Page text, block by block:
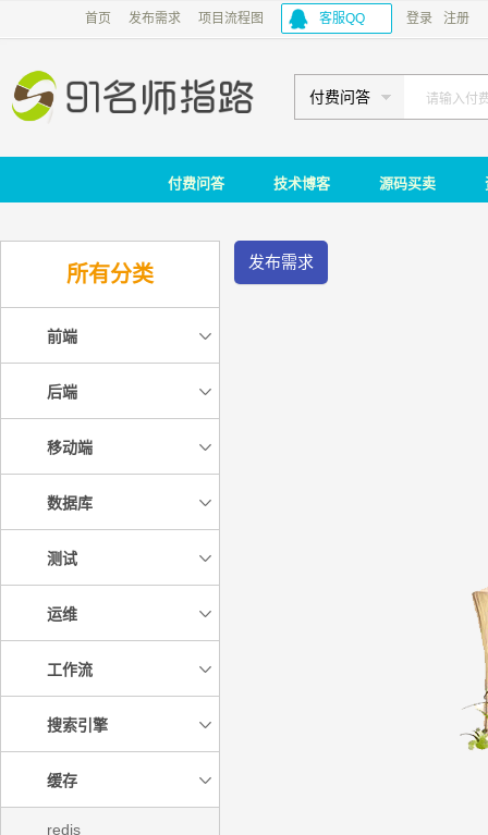
首页 发布需求 项目流程图 客服QQ 登录 注册
付费问答
付费问答 技术博客 源码买卖
所有分类
前端
后端
移动端
数据库
测试
运维
工作流
搜索引擎
缓存
redis
发布需求